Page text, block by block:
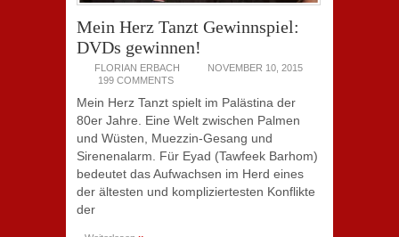
Mein Herz Tanzt Gewinnspiel:
DVDs gewinnen!
FLORIAN ERBACH
NOVEMBER 10, 2015
199 COMMENTS
Mein Herz Tanzt spielt im Palästina der
80er Jahre. Eine Welt zwischen Palmen
und Wüsten, Muezzin-Gesang und
Sirenenalarm. Für Eyad (Tawfeek Barhom)
bedeutet das Aufwachsen im Herd eines
der ältesten und kompliziertesten Konflikte
der